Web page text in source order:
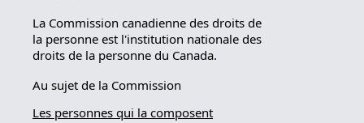
La Commission canadienne des droits de
la personne est l'institution nationale des
droits de la personne du Canada.
Au sujet de la Commission
Les personnes qui la composent